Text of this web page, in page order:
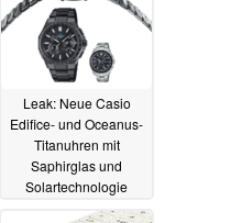
Leak: Neue Casio
Edifice- und Oceanus-
Titanuhren mit
Saphirglas und
Solartechnologie
22.01.2025